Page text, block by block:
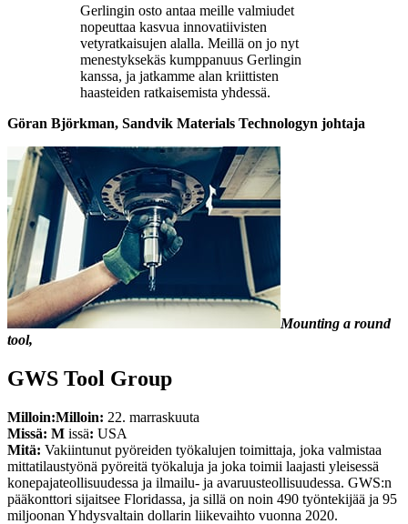
Gerlingin osto antaa meille valmiudet
nopeuttaa kasvua innovatiivisten
vetyratkaisujen alalla. Meillä on jo nyt
menestyksekäs kumppanuus Gerlingin
kanssa, ja jatkamme alan kriittisten
haasteiden ratkaisemista yhdessä.
Göran Björkman, Sandvik Materials Technologyn johtaja
Mounting a round
tool,
GWS Tool Group
Milloin:Milloin: 22. marraskuuta
Missä: M issä: USA
Mitä: Vakiintunut pyöreiden työkalujen toimittaja, joka valmistaa
mittatilaustyönä pyöreitä työkaluja ja joka toimii laajasti yleisessä
konepajateollisuudessa ja ilmailu- ja avaruusteollisuudessa. GWS:n
pääkonttori sijaitsee Floridassa, ja sillä on noin 490 työntekijää ja 95
miljoonan Yhdysvaltain dollarin liikevaihto vuonna 2020.